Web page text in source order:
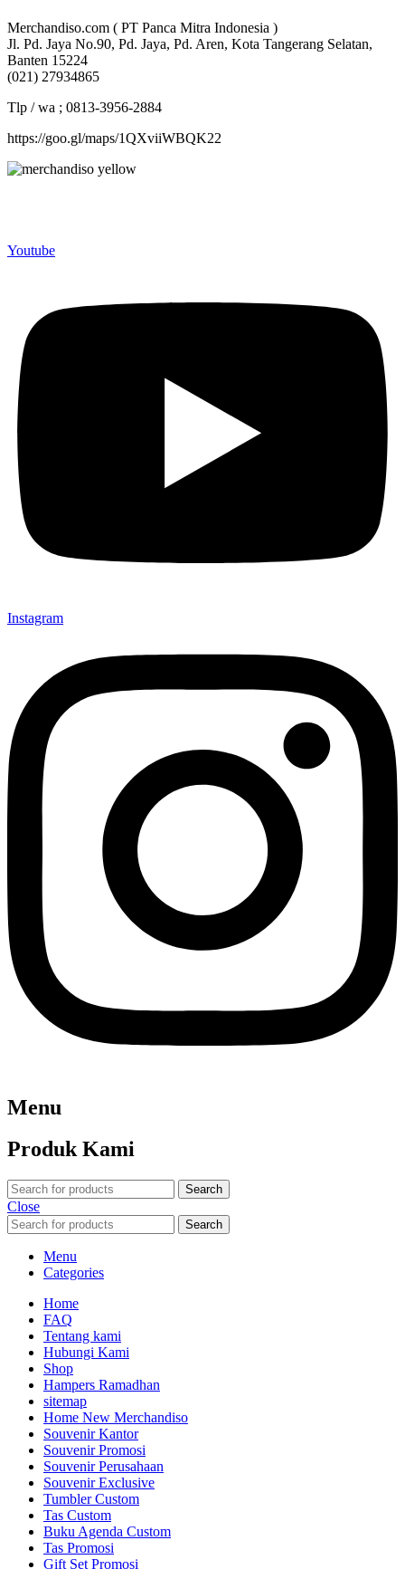
Merchandiso.com ( PT Panca Mitra Indonesia )
Jl. Pd. Jaya No.90, Pd. Jaya, Pd. Aren, Kota Tangerang Selatan,
Banten 15224
(021) 27934865
Tlp / wa ; 0813-3956-2884
https://goo.gl/maps/1QXviiWBQK22
Youtube
Instagram
Menu
Produk Kami
Search
Close
Search
Menu
Categories
Home
FAQ
Tentang kami
Hubungi Kami
Shop
Hampers Ramadhan
sitemap
Home New Merchandiso
Souvenir Kantor
Souvenir Promosi
Souvenir Perusahaan
Souvenir Exclusive
Tumbler Custom
Tas Custom
Buku Agenda Custom
Tas Promosi
Gift Set Promosi